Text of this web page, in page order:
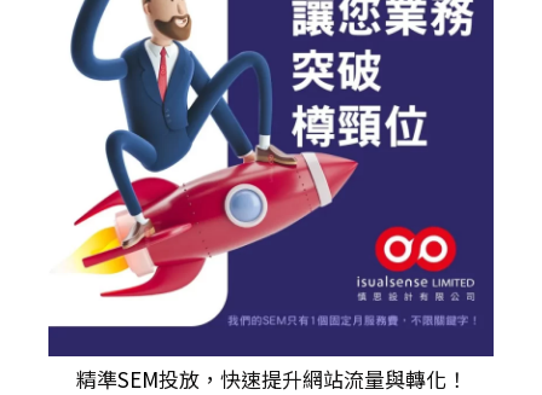
精準SEM投放，快速提升網站流量與轉化！